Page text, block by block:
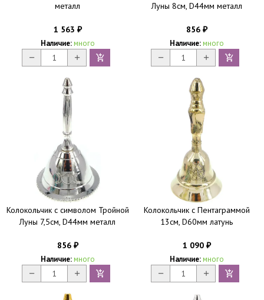
металл
1 563 ₽
Наличие: много
Луны 8см, D44мм металл
856 ₽
Наличие: много
Колокольчик с символом Тройной
Луны 7,5см, D44мм металл
856 ₽
Наличие: много
Колокольчик с Пентаграммой
13см, D60мм латунь
1 090 ₽
Наличие: много